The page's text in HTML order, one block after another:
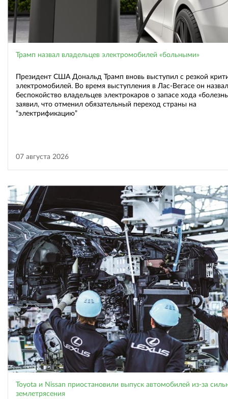
Трамп назвал владельцев электромобилей «больными»
Президент США Дональд Трамп вновь выступил с резкой
электромобилей. Во время выступления в Лас-Вегасе он назвал
беспокойство владельцев электрокаров о запасе хода
заявил, что отменил обязательный переход страны на
“электрификацию”
07 августа 2026
Toyota и Nissan приостановили выпуск автомобилей из-за
землетрясения